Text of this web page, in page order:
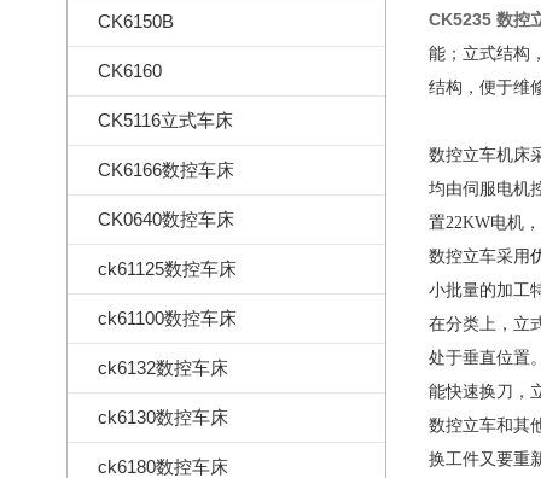
CK6150B
CK6160
CK5116立式车床
CK6166数控车床
CK0640数控车床
ck61125数控车床
ck61100数控车床
ck6132数控车床
ck6130数控车床
ck6180数控车床
CK5235 数控
能；立式结构
结构，便于维
数控立车机床
均由伺服电机
置22KW电机
数控立车采用
小批量的加工
在分类上，立
处于垂直位置
能快速换刀，
数控立车和其
换工件又要重